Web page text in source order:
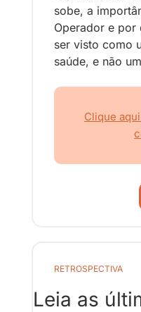
sobe, a
Operador e por
ser visto como
saúde, e não
Clique
RETROSPECTIVA
Leia as